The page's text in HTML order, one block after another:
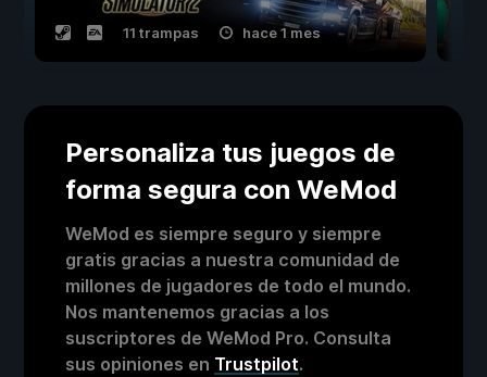
11 trampas hace 1 mes
Personaliza tus juegos de
forma segura con WeMod
WeMod es siempre seguro y siempre
gratis gracias a nuestra comunidad de
millones de jugadores de todo el mundo.
Nos mantenemos gracias a los
suscriptores de WeMod Pro. Consulta
sus opiniones en Trustpilot.